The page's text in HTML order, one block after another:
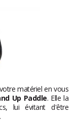
matériel en vous
Up Paddle. Elle la
lui évitant d'être